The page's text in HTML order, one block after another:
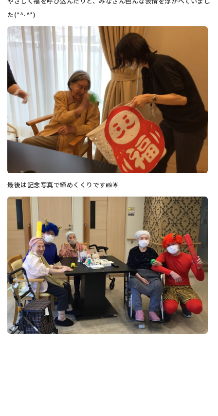
た(*^-^*)
最後は記念写真で締めくくりです📸🌟